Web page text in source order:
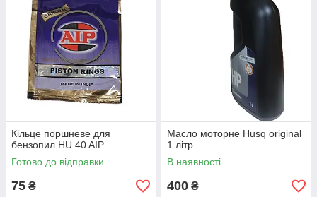
Кільце поршневе для
бензопил HU 40 AIP
Готово до відправки
75 ₴
Масло моторне Husq original
1 літр
В наявності
400 ₴